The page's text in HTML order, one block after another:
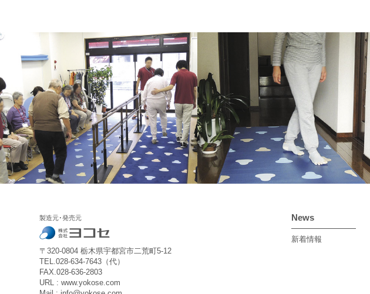
製造元･発売元
〒320-0804 栃木県宇都宮市二荒町5-12
TEL.028-634-7643（代）
FAX.028-636-2803
URL : www.yokose.com
News
新着情報